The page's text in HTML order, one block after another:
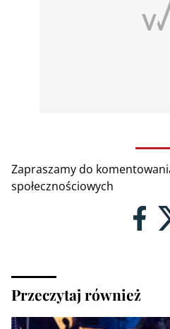
Zapraszamy do
społecznościowych
Przeczytaj również